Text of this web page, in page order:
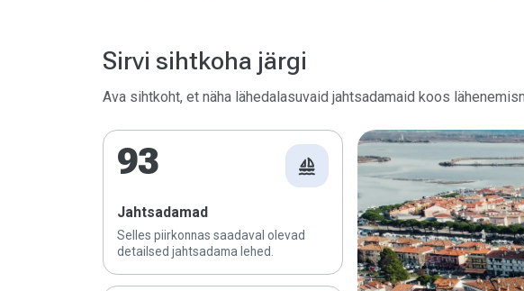
Sirvi sihtkoha järgi
Ava sihtkoht, et näha lähedalasuvaid jahtsadamaid koos
93 sailing
Jahtsadamad
Selles piirkonnas saadaval olevad
detailsed jahtsadama lehed.